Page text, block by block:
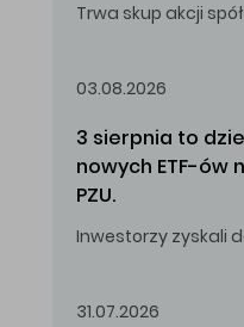
03.08.2026
3 sierpnia to
nowych ETF-ów
PZU.
31.07.2026